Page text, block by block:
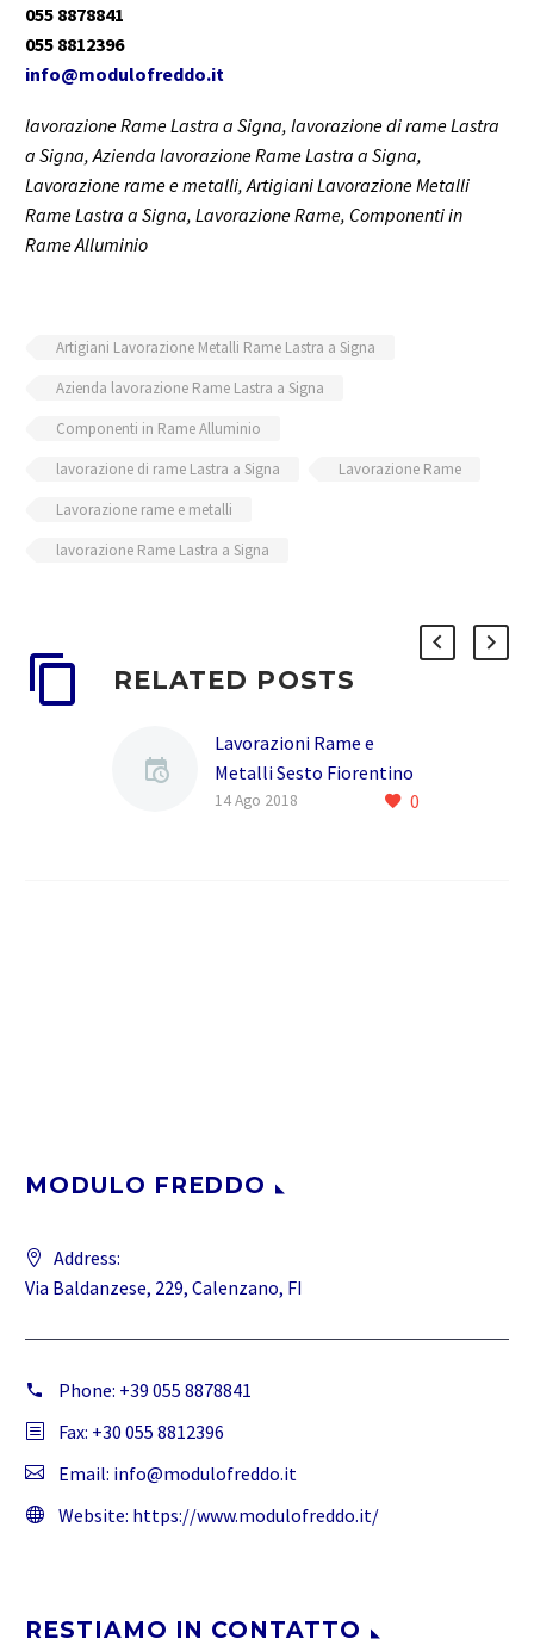
055 8878841
055 8812396
info@modulofreddo.it
lavorazione Rame Lastra a Signa, lavorazione di rame Lastra
a Signa, Azienda lavorazione Rame Lastra a Signa,
Lavorazione rame e metalli, Artigiani Lavorazione Metalli
Rame Lastra a Signa, Lavorazione Rame, Componenti in
Rame Alluminio
Artigiani Lavorazione Metalli Rame Lastra a Signa
Azienda lavorazione Rame Lastra a Signa
Componenti in Rame Alluminio
lavorazione di rame Lastra a Signa
Lavorazione Rame
Lavorazione rame e metalli
lavorazione Rame Lastra a Signa
RELATED POSTS
Lavorazioni Rame e
Metalli Sesto Fiorentino
La MODULO FREDDO e un
0
14 Ago 2018
MODULO FREDDO
Address:
Via Baldanzese, 229, Calenzano, FI
Phone: +39 055 8878841
Fax: +30 055 8812396
Email: info@modulofreddo.it
Website: https://www.modulofreddo.it/
RESTIAMO IN CONTATTO